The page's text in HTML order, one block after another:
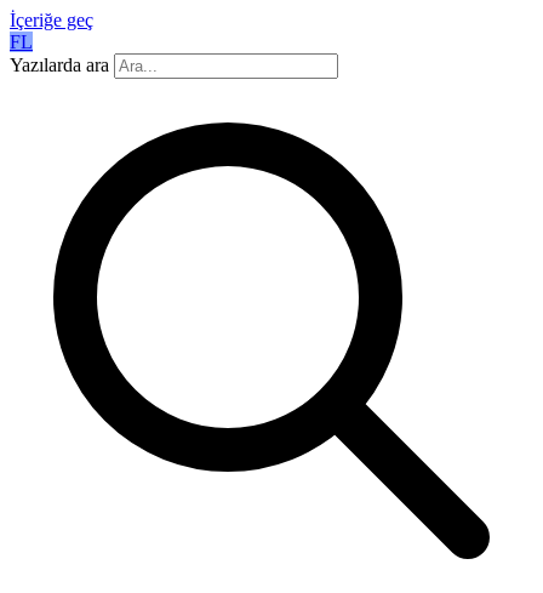
İçeriğe geç
FL
Yazılarda ara